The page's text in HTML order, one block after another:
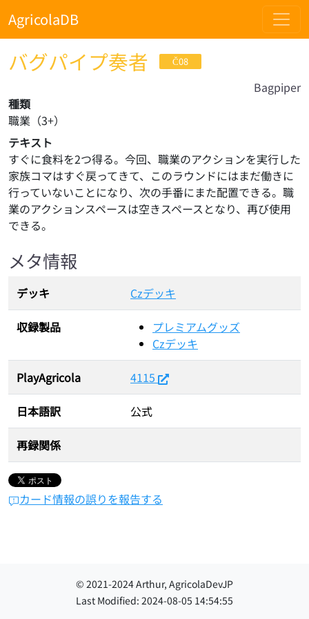
AgricolaDB
バグパイプ奏者 Č08
Bagpiper
種類
職業 （3+）
テキスト
すぐに食料を2つ得る。今回、職業のアクションを実行した
家族コマはすぐ戻ってきて、このラウンドにはまだ働きに
行っていないことになり、次の手番にまた配置できる。職
業のアクションスペースは空きスペースとなり、再び使用
できる。
メタ情報
デッキ Czデッキ
収録製品
プレミアムグッズ
Czデッキ
PlayAgricola 4115
日本語訳 公式
再録関係
カード情報の誤りを報告する
© 2021-2024Arthur, AgricolaDevJP
Last Modified: 2024-08-05 14:54:55